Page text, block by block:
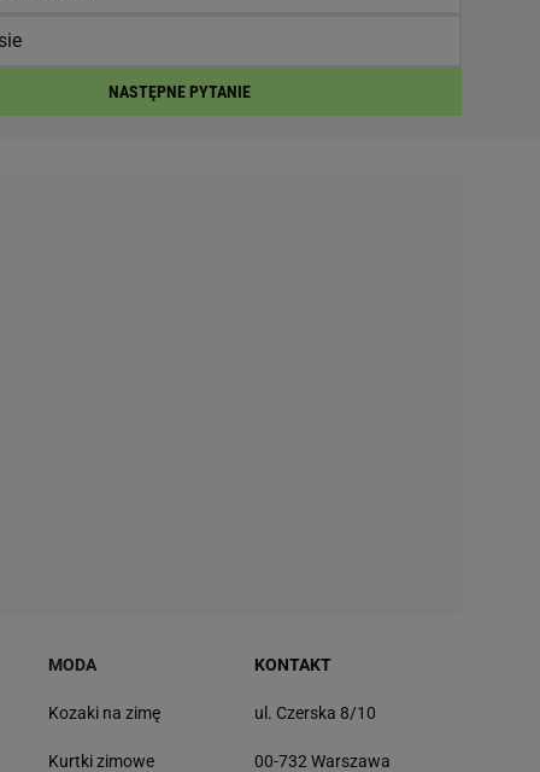
NASTĘPNE PYTANIE
MODA
Kozaki na zimę
Kurtki zimowe
KONTAKT
ul. Czerska 8/10
00-732 Warszawa